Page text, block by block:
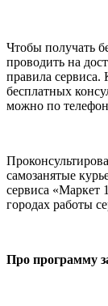
Чтобы получать
проводить на
правила сервиса.
бесплатных
можно по
самозанятые
сервиса «Маркет
городах работы
Про программу